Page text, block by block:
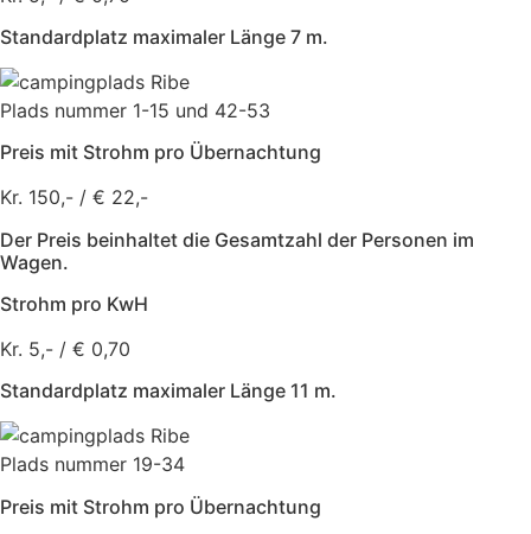
Standardplatz maximaler Länge 7 m.
Plads nummer 1-15 und 42-53
Preis mit Strohm pro Übernachtung
Kr. 150,- / € 22,-
Der Preis beinhaltet die Gesamtzahl der Personen im
Wagen.
Strohm pro KwH
Kr. 5,- / € 0,70
Standardplatz maximaler Länge 11 m.
Plads nummer 19-34
Preis mit Strohm pro Übernachtung